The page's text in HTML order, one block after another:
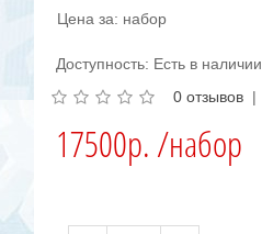
Цена за: набор
Доступность: Есть в наличии
0 отзывов |
17500р. /набор